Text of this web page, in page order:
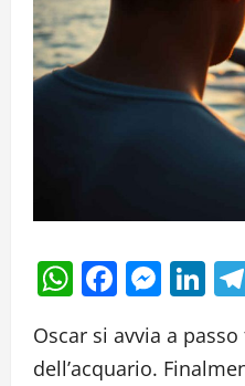
WhatsApp
Oscar si avvia a
dell’acquario.